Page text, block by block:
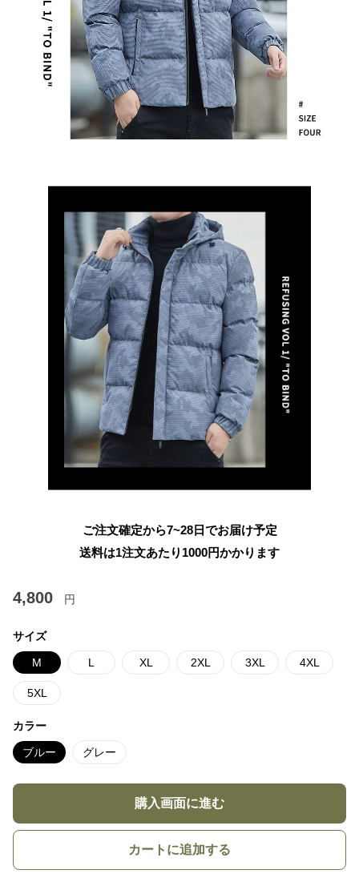
ご注文確定から7~28日でお届け予定
送料は1注文あたり 1000円かかります
4,800 円
サイズ
M L XL 2XL 3XL 4XL
5XL
カラー
ブルー グレー
購入画面に進む
カートに追加する